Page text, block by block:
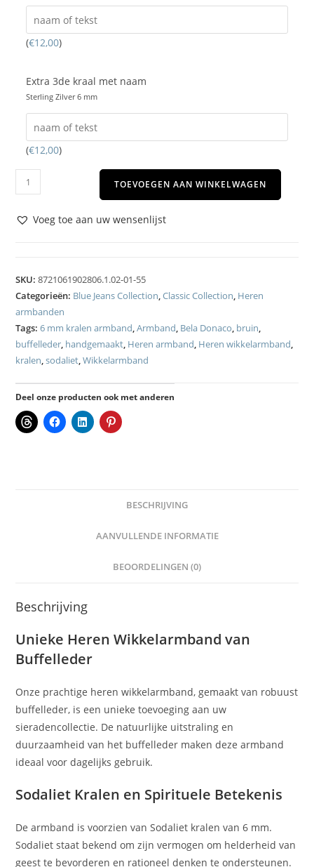
(€12,00)
Extra 3de kraal met naam
Sterling Zilver 6 mm
(€12,00)
TOEVOEGEN AAN WINKELWAGEN
Voeg toe aan uw wensenlijst
SKU:8721061902806.1.02-01-55
Categorieën: Blue Jeans Collection,Classic Collection, Heren
armbanden
Tags:6 mm kralen armband,Armband, Bela Donaco, bruin,
buffelleder, handgemaakt, Heren armband, Heren wikkelarmband,
kralen,sodaliet,Wikkelarmband
Deel onze producten ook met anderen
BESCHRIJVING
AANVULLENDE INFORMATIE
BEOORDELINGEN (0)
Beschrijving
Unieke Heren Wikkelarmband van
Buffelleder
Onze prachtige heren wikkelarmband, gemaakt van robuust
buffelleder, is een unieke toevoeging aan uw
sieradencollectie. De natuurlijke uitstraling en
duurzaamheid van het buffelleder maken deze armband
ideaal voor dagelijks gebruik.
Sodaliet Kralen en Spirituele Betekenis
De armband is voorzien van Sodaliet kralen van 6 mm.
Sodaliet staat bekend om zijn vermogen om helderheid van
geest te bevorderen en rationeel denken te ondersteunen.